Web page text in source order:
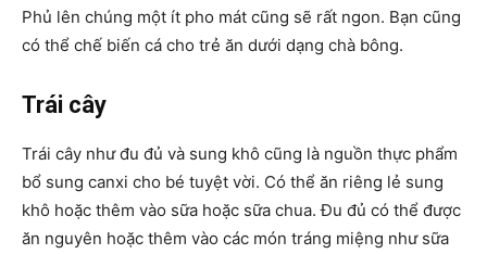
Phủ lên chúng một ít pho mát cũng sẽ rất ngon. Bạn cũng
có thể chế biến cá cho trẻ ăn dưới dạng chà bông.
Trái cây
Trái cây như đu đủ và sung khô cũng là nguồn thực phẩm
bổ sung canxi cho bé tuyệt vời. Có thể ăn riêng lẻ sung
khô hoặc thêm vào sữa hoặc sữa chua. Đu đủ có thể được
ăn nguyên hoặc thêm vào các món tráng miệng như sữa